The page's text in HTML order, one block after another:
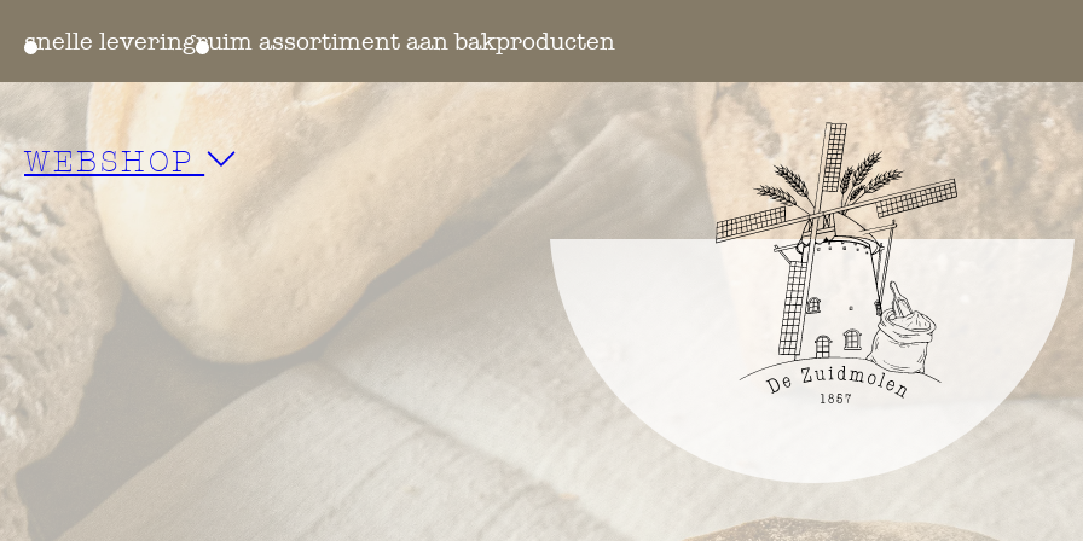
snelle leveringruim assortiment aan bakproducten
WEBSHOP